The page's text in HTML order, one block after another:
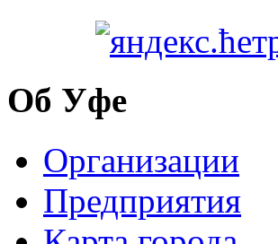
Об Уфе
Организации
Предприятия